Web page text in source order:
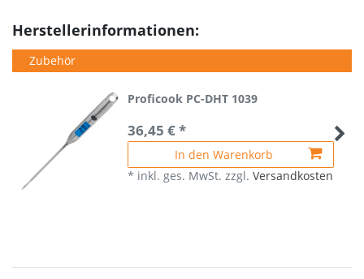
Herstellerinformationen:
Zubehör
Proficook PC-DHT 1039
36,45 € *
In den Warenkorb
* inkl. ges. MwSt. zzgl.Versandkosten